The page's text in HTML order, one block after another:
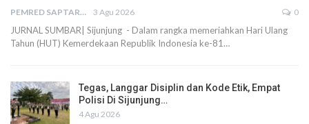
PEMRED SAPTARIUS 3 Agu 2026 0
JURNAL SUMBAR| Sijunjung - Dalam rangka memeriahkan Hari Ulang
Tahun (HUT) Kemerdekaan Republik Indonesia ke-81…
Tegas, Langgar Disiplin dan Kode Etik, Empat
Polisi Di Sijunjung…
4 Agu 2026